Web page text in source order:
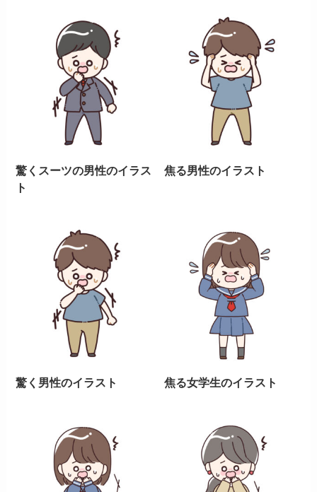
驚くスーツの男性のイラス
ト
焦る男性のイラスト
驚く男性のイラスト 焦る女学生のイラスト